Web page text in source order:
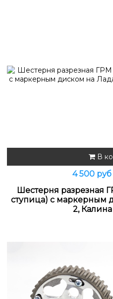
В
4 500 руб
Шестерня разрезная
ступица) с маркерным
2, Калина